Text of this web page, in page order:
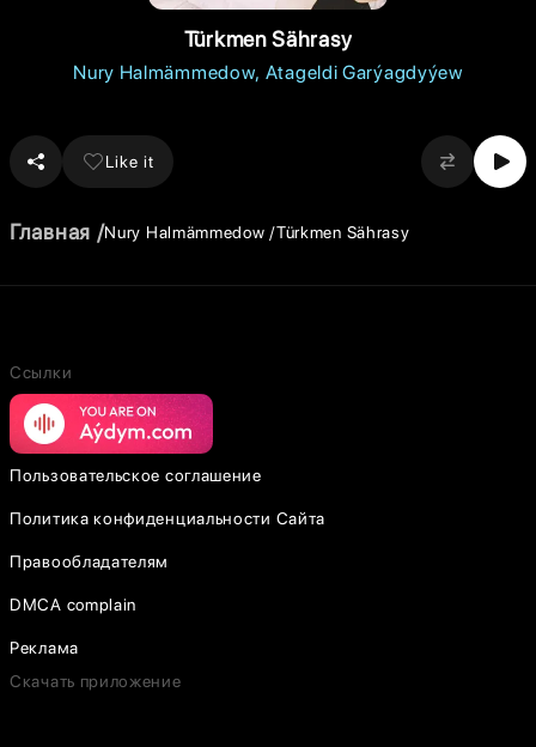
Türkmen Sährasy
Nury Halmämmedow Atageldi Garýagdyýew
Like it
Главная Nury Halmämmedow Türkmen Sährasy
Ссылки
Пользовательское соглашение
Политика конфиденциальности Сайта
Правообладателям
DMCA complain
Реклама
Скачать приложение